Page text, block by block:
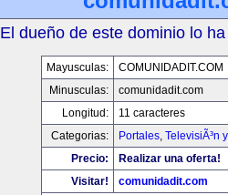
El dueño de este dominio lo
Mayusculas:
COMUNIDADIT.COM
Minusculas:
comunidadit.com
Longitud:
11 caracteres
Categorias:
Portales, TelevisiÃ³n
Precio:
Realizar una oferta!
Visitar!
comunidadit.com